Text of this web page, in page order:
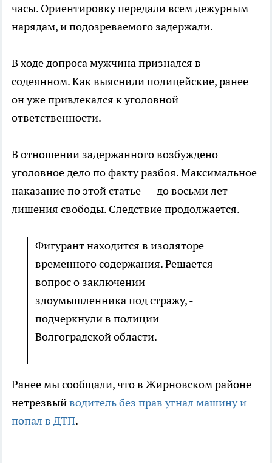
часы. Ориентировку передали всем дежурным
нарядам, и подозреваемого задержали.
В ходе допроса мужчина признался в
содеянном. Как выяснили полицейские, ранее
он уже привлекался к уголовной
ответственности.
В отношении задержанного возбуждено
уголовное дело по факту разбоя. Максимальное
наказание по этой статье — до восьми лет
лишения свободы. Следствие продолжается.
Фигурант находится в изоляторе
временного содержания. Решается
вопрос о заключении
злоумышленника под стражу, -
подчеркнули в полиции
Волгоградской области.
Ранее мы сообщали, что в Жирновском районе
нетрезвыйводитель без прав угнал машину и
попал в ДТП.